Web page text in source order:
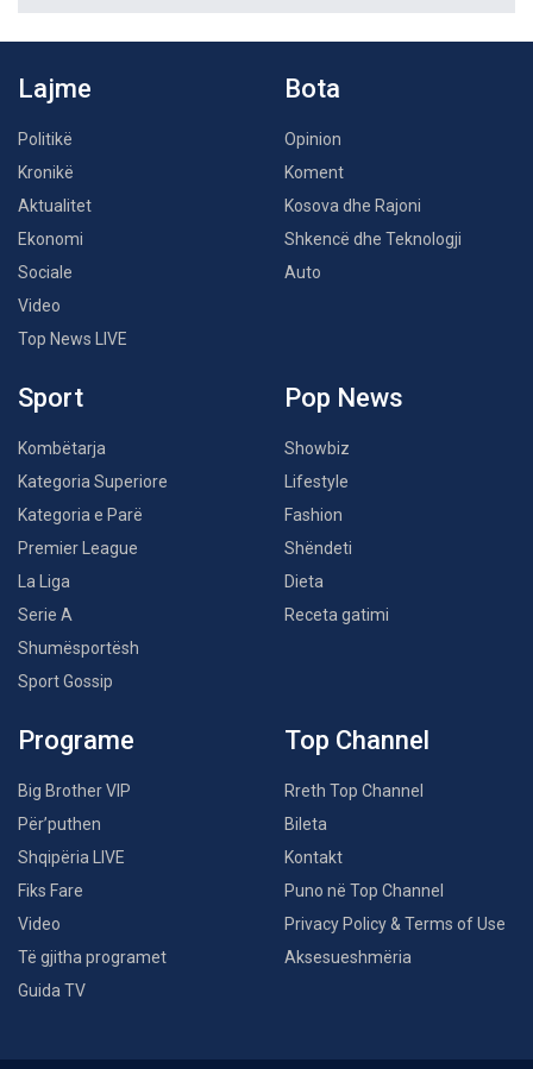
Lajme
Politikë
Kronikë
Aktualitet
Ekonomi
Sociale
Video
Top News LIVE
Bota
Opinion
Koment
Kosova dhe Rajoni
Shkencë dhe Teknologji
Auto
Sport
Kombëtarja
Kategoria Superiore
Kategoria e Parë
Premier League
La Liga
Serie A
Shumësportësh
Sport Gossip
Pop News
Showbiz
Lifestyle
Fashion
Shëndeti
Dieta
Receta gatimi
Programe
Big Brother VIP
Për’puthen
Shqipëria LIVE
Fiks Fare
Video
Të gjitha programet
Guida TV
Top Channel
Rreth Top Channel
Bileta
Kontakt
Puno në Top Channel
Privacy Policy & Terms of Use
Aksesueshmëria